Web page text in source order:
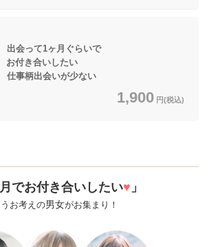
会って1ヶ月ぐらいで
いしたい
事柄出会いが少ない
1,900 円(税込)
月でお付き合いしたい♥ 」
お考えの男女がお集まり！